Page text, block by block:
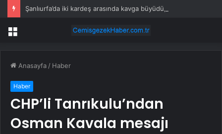
Menü
Anasayfa / Haber
Haber
CHP’li Tanrıkulu’ndan
Osman Kavala mesajı